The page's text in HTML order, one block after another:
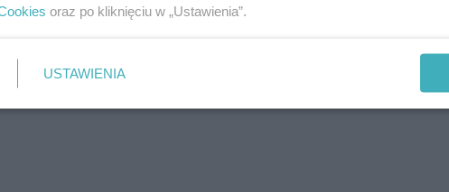
oraz po kliknięciu w „Ustawienia”.
USTAWIENIA